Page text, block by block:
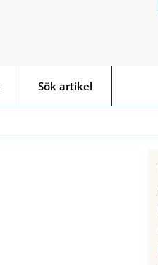
Sök artikel